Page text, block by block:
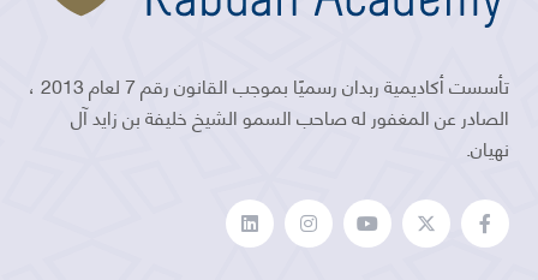
تأسست أكاديمية ربدان رسميًا بموجب القانون رقم 7 لعام 2013 ،
الصادر عن المغفور له صاحب السمو الشيخ خليفة بن زايد آل
نهيان.